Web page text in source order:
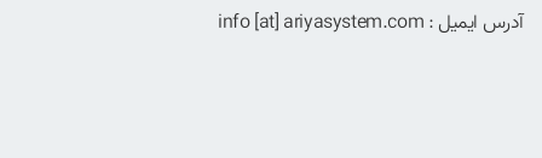
آدرس ایمیل : info [at] ariyasystem.com